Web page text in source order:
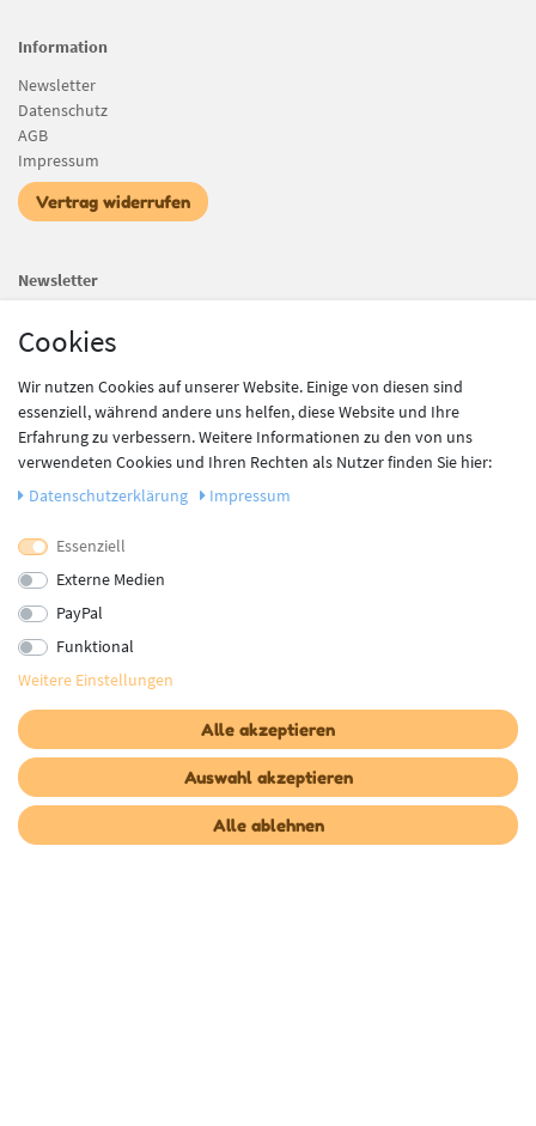
Information
Newsletter
Datenschutz
AGB
Impressum
Vertrag widerrufen
Newsletter
Honig
Es gelten unsereAGB . DieWiderrufsbelehrungund das Muster-Widerrufsformular
habe ich zur Kenntnis genommen.**
Abonnieren
** Hierbei handelt es sich um ein Pflichtfeld.
Unsere Versanddienstleister
Cookies
Wir nutzen Cookies auf unserer Website. Einige von diesen sind
essenziell, während andere uns helfen, diese Website und Ihre
Erfahrung zu verbessern. Weitere Informationen zu den von uns
verwendeten Cookies und Ihren Rechten als Nutzer finden Sie hier:
Daten­schutz­erklärung
Impressum
Essenziell
Externe Medien
PayPal
Funktional
Weitere Einstellungen
Alle akzeptieren
Auswahl akzeptieren
Alle ablehnen